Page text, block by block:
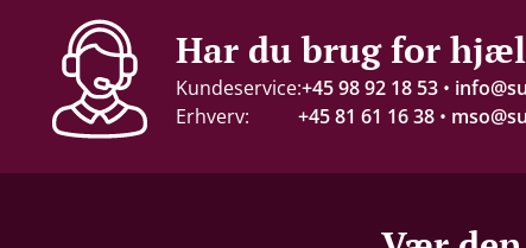
Alkohol-%
14 %
Servering
Har du brug for
Kundeservice:+45 98 92 18 53 •
Erhverv:
+45 81 61 16 38 •